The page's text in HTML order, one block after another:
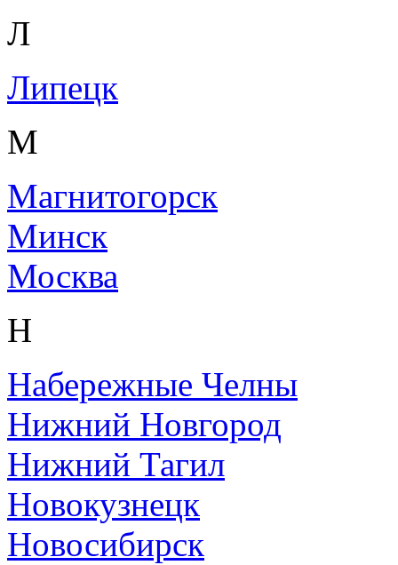
Л
Липецк
М
Магнитогорск
Минск
Москва
Н
Набережные Челны
Нижний Новгород
Нижний Тагил
Новокузнецк
Новосибирск